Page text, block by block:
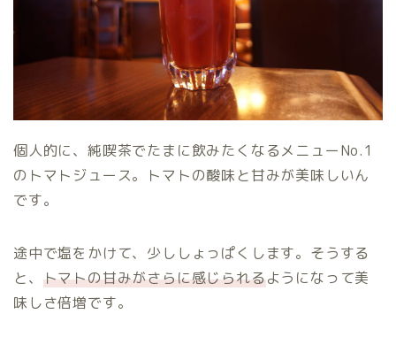
個人的に、純喫茶でたまに飲みたくなるメニューNo.1
のトマトジュース。トマトの酸味と甘みが美味しいん
です。
途中で塩をかけて、少ししょっぱくします。そうする
と、 トマトの甘みがさらに感じられるようになって美
味しさ倍増です。